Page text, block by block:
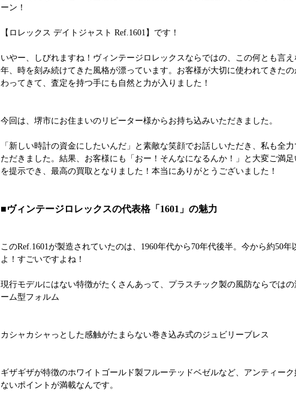
ーン！
【ロレックス デイトジャスト Ref.1601】です！
いやー、しびれますね！ヴィンテージロレックスならではの、この何とも言
年、時を刻み続けてきた風格が漂っています。お客様が大切に使われてきた
わってきて、査定を持つ手にも自然と力が入りました！
今回は、堺市にお住まいのリピーター様からお持ち込みいただきました。
「新しい時計の資金にしたいんだ」と素敵な笑顔でお話しいただき、私も全
ただきました。結果、お客様にも「おー！そんなになるんか！」と大変ご満
を提示でき、最高の買取となりました！本当にありがとうございました！
■ヴィンテージロレックスの代表格「1601」の魅力
このRef.1601が製造されていたのは、1960年代から70年代後半。今から約50年
よ！すごいですよね！
現行モデルにはない特徴がたくさんあって、プラスチック製の風防ならではの
ーム型フォルム
カシャカシャっとした感触がたまらない巻き込み式のジュビリーブレス
ギザギザが特徴のホワイトゴールド製フルーテッドベゼルなど、アンティー
ないポイントが満載なんです。